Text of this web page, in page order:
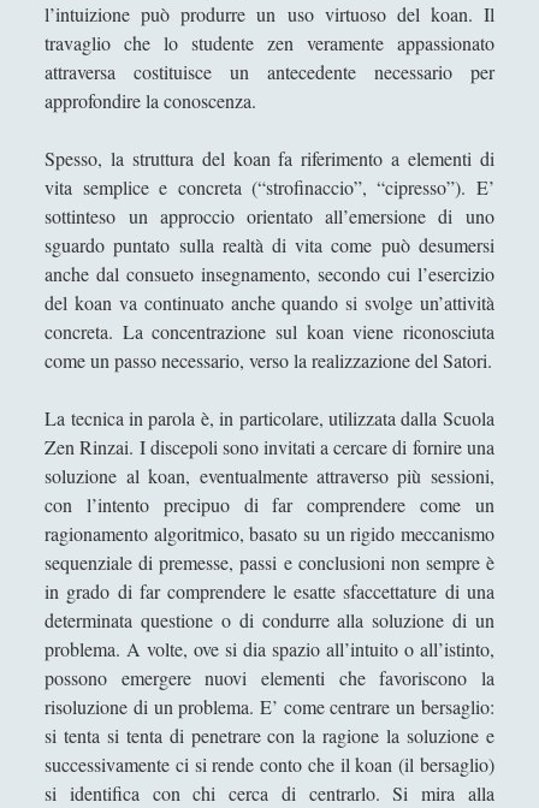
l’intuizione può produrre un uso virtuoso del koan. Il
travaglio che lo studente zen veramente appassionato
attraversa costituisce un antecedente necessario per
approfondire la conoscenza.
Spesso, la struttura del koan fa riferimento a elementi di
vita semplice e concreta (“strofinaccio”, “cipresso”). E’
sottinteso un approccio orientato all’emersione di uno
sguardo puntato sulla realtà di vita come può desumersi
anche dal consueto insegnamento, secondo cui l’esercizio
del koan va continuato anche quando si svolge un’attività
concreta. La concentrazione sul koan viene riconosciuta
come un passo necessario, verso la realizzazione del Satori.
La tecnica in parola è, in particolare, utilizzata dalla Scuola
Zen Rinzai. I discepoli sono invitati a cercare di fornire una
soluzione al koan, eventualmente attraverso più sessioni,
con l’intento precipuo di far comprendere come un
ragionamento algoritmico, basato su un rigido meccanismo
sequenziale di premesse, passi e conclusioni non sempre è
in grado di far comprendere le esatte sfaccettature di una
determinata questione o di condurre alla soluzione di un
problema. A volte, ove si dia spazio all’intuito o all’istinto,
possono emergere nuovi elementi che favoriscono la
risoluzione di un problema. E’ come centrare un bersaglio:
si tenta si tenta di penetrare con la ragione la soluzione e
successivamente ci si rende conto che il koan (il bersaglio)
si identifica con chi cerca di centrarlo. Si mira alla